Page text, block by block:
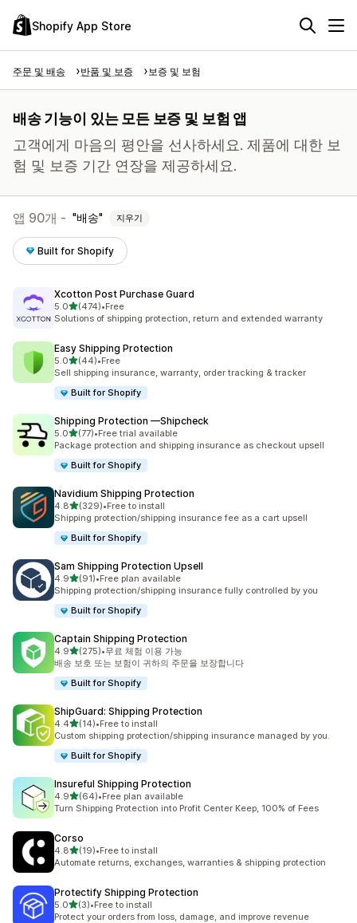
Shopify App Store
주문 및 배송 반품 및 보증 보증 및 보험
배송 기능이 있는 모든 보증 및 보험 앱
고객에게 마음의 평안을 선사하세요. 제품에 대한 보
험 및 보증 기간 연장을 제공하세요.
앱 90개 - 배송 지우기
Built for Shopify
Xcotton Post Purchase Guard
5.0별 5개 중
(474)
총 리뷰 474개
•Free
Solutions of shipping protection, return and extended warranty
Easy Shipping Protection
5.0별 5개 중
(44)
총 리뷰 44개
•Free
Sell shipping insurance, warranty, order tracking & tracker
Built for Shopify
Shipping Protection —Shipcheck
5.0별 5개 중
(77)
총 리뷰 77개
•Free trial available
Package protection and shipping insurance as checkout upsell
Built for Shopify
Navidium Shipping Protection
4.8별 5개 중
(329)
총 리뷰 329개
•Free to install
Shipping protection/shipping insurance fee as a cart upsell
Built for Shopify
Sam Shipping Protection Upsell
4.9별 5개 중
(91)
총 리뷰 91개
•Free plan available
Shipping protection/shipping insurance fully controlled by you
Built for Shopify
Captain Shipping Protection
4.9별 5개 중
(275)
총 리뷰 275개
•무료 체험 이용 가능
배송 보호 또는 보험이 귀하의 주문을 보장합니다
Built for Shopify
ShipGuard: Shipping Protection
4.4별 5개 중
(14)
총 리뷰 14개
•Free to install
Custom shipping protection/shipping insurance managed by you.
Built for Shopify
Insureful Shipping Protection
4.9별 5개 중
(64)
총 리뷰 64개
•Free plan available
Turn Shipping Protection into Profit Center Keep, 100% of Fees
Corso
4.8별 5개 중
(19)
총 리뷰 19개
•Free to install
Automate returns, exchanges, warranties & shipping protection
Protectify Shipping Protection
5.0별 5개 중
(3)
총 리뷰 3개
•Free to install
Protect your orders from loss, damage, and improve revenue